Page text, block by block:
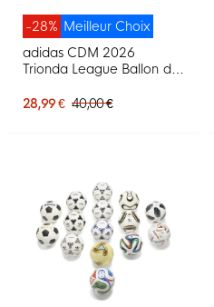
Meilleur Choix
-28%
adidas CDM 2026
Trionda League Ballon de
Vert
28,99 € 40,00 €